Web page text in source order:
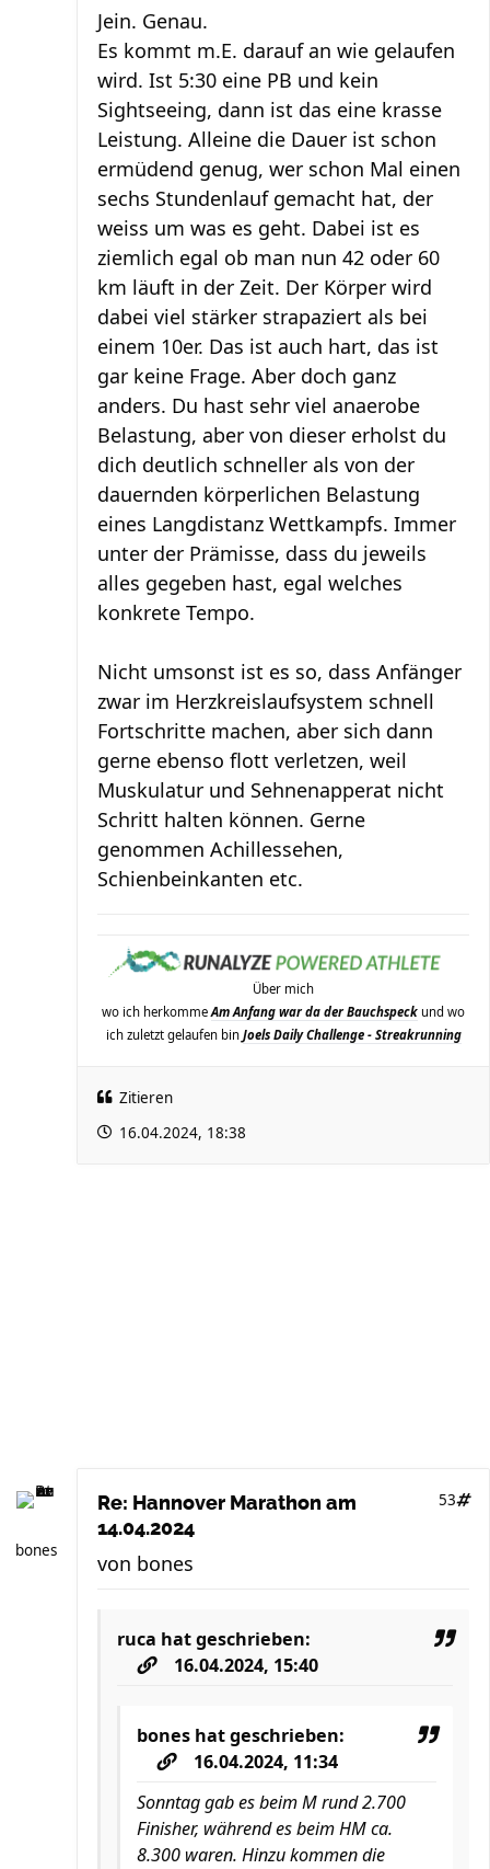
Jein. Genau.
Es kommt m.E. darauf an wie gelaufen
wird. Ist 5:30 eine PB und kein
Sightseeing, dann ist das eine krasse
Leistung. Alleine die Dauer ist schon
ermüdend genug, wer schon Mal einen
sechs Stundenlauf gemacht hat, der
weiss um was es geht. Dabei ist es
ziemlich egal ob man nun 42 oder 60
km läuft in der Zeit. Der Körper wird
dabei viel stärker strapaziert als bei
einem 10er. Das ist auch hart, das ist
gar keine Frage. Aber doch ganz
anders. Du hast sehr viel anaerobe
Belastung, aber von dieser erholst du
dich deutlich schneller als von der
dauernden körperlichen Belastung
eines Langdistanz Wettkampfs. Immer
unter der Prämisse, dass du jeweils
alles gegeben hast, egal welches
konkrete Tempo.
Nicht umsonst ist es so, dass Anfänger
zwar im Herzkreislaufsystem schnell
Fortschritte machen, aber sich dann
gerne ebenso flott verletzen, weil
Muskulatur und Sehnenapperat nicht
Schritt halten können. Gerne
genommen Achillessehen,
Schienbeinkanten etc.
Über mich
wo ich herkomme Am Anfang war da der Bauchspeck und wo
ich zuletzt gelaufen bin Joels Daily Challenge - Streakrunning
Zitieren
16.04.2024, 18:38
bones
Re: Hannover Marathon am
14.04.2024
53
von bones
ruca hat geschrieben:
16.04.2024, 15:40
bones hat geschrieben:
16.04.2024, 11:34
Sonntag gab es beim M rund 2.700
Finisher, während es beim HM ca.
8.300 waren. Hinzu kommen die